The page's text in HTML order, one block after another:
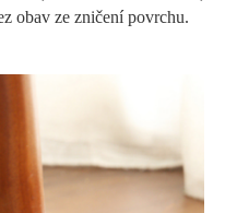
obav ze zničení povrchu.